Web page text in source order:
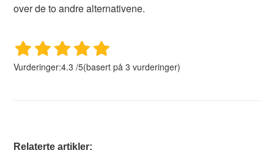
over de to andre alternativene.
Vurderinger:4.3 /5(basert på3 vurderinger)
Relaterte artikler: